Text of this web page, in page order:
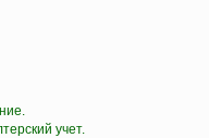
учет.